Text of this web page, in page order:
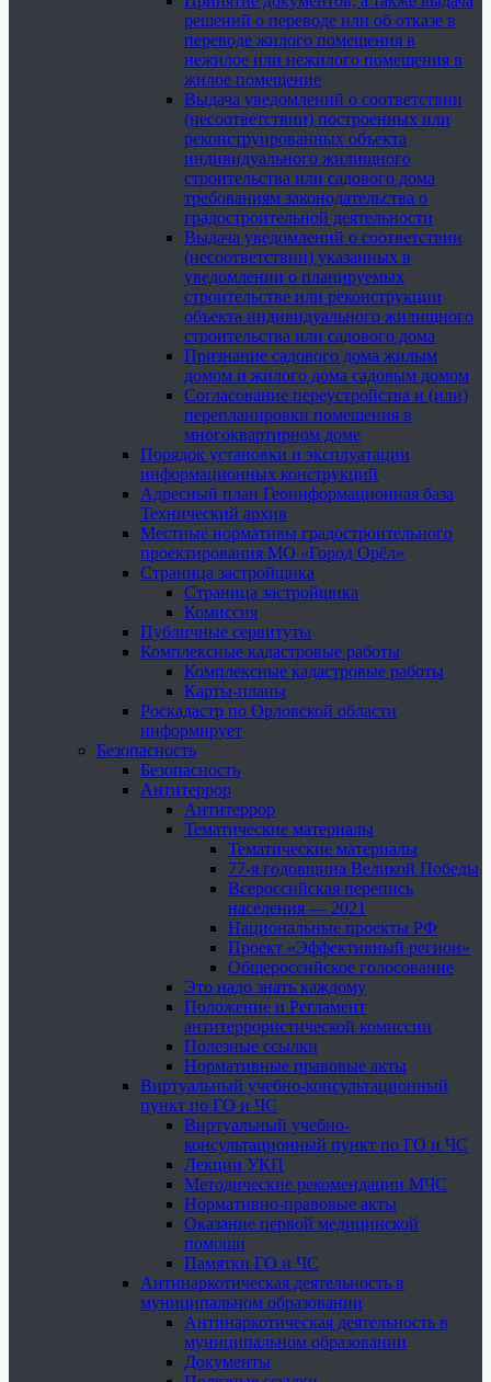
решений о переводе или об отказе в
переводе жилого помещения в
нежилое или нежилого помещения в
жилое помещение
Выдача уведомлений о соответствии
(несоответствии) построенных или
реконструированных объекта
индивидуального жилищного
строительства или садового дома
требованиям законодательства о
градостроительной деятельности
Выдача уведомлений о соответствии
(несоответствии) указанных в
уведомлении о планируемых
строительстве или реконструкции
объекта индивидуального жилищного
строительства или садового дома
Признание садового дома жилым
домом и жилого дома садовым домом
Согласование переустройства и (или)
перепланировки помещения в
многоквартирном доме
Порядок установки и эксплуатации
информационных конструкций
Адресный план Геоинформационная база
Технический архив
Местные нормативы градостроительного
проектирования МО «Город Орёл»
Страница застройщика
Страница застройщика
Комиссия
Публичные сервитуты
Комплексные кадастровые работы
Комплексные кадастровые работы
Карты-планы
Роскадастр по Орловской области
информирует
Безопасность
Безопасность
Антитеррор
Антитеррор
Тематические материалы
Тематические материалы
77-я годовщина Великой Победы
Всероссийская перепись
населения — 2021
Национальные проекты РФ
Проект «Эффективный регион»
Общероссийское голосование
Это надо знать каждому
Положение и Регламент
антитеррористической комиссии
Полезные ссылки
Нормативные правовые акты
Виртуальный учебно-консультационный
пункт по ГО и ЧС
Виртуальный учебно-
консультационный пункт по ГО и ЧС
Лекции УКП
Методические рекомендации МЧС
Нормативно-правовые акты
Оказание первой медицинской
помощи
Памятки ГО и ЧС
Антинаркотическая деятельность в
муниципальном образовании
Антинаркотическая деятельность в
муниципальном образовании
Документы